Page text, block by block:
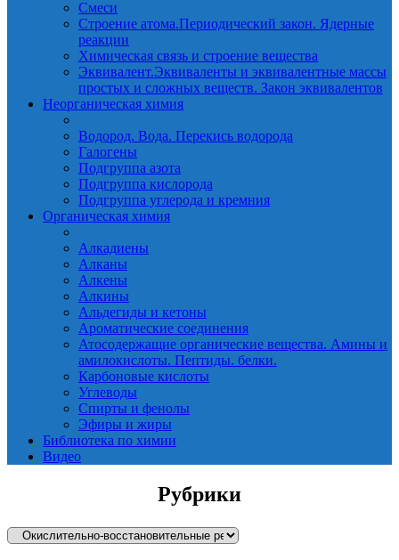
Смеси
Строение атома.Периодический закон. Ядерные
реакции
Химическая связь и строение вещества
Эквивалент.Эквиваленты и эквивалентные массы
простых и сложных веществ. Закон эквивалентов
Неорганическая химия
Водород. Вода. Перекись водорода
Галогены
Подгруппа азота
Подгруппа кислорода
Подгруппа углерода и кремния
Органическая химия
Алкадиены
Алканы
Алкены
Алкины
Альдегиды и кетоны
Ароматические соединения
Атосодержащие органические вещества. Амины и
амилокислоты. Пептиды. белки.
Карбоновые кислоты
Углеводы
Спирты и фенолы
Эфиры и жиры
Библиотека по химии
Видео
Рубрики
Р